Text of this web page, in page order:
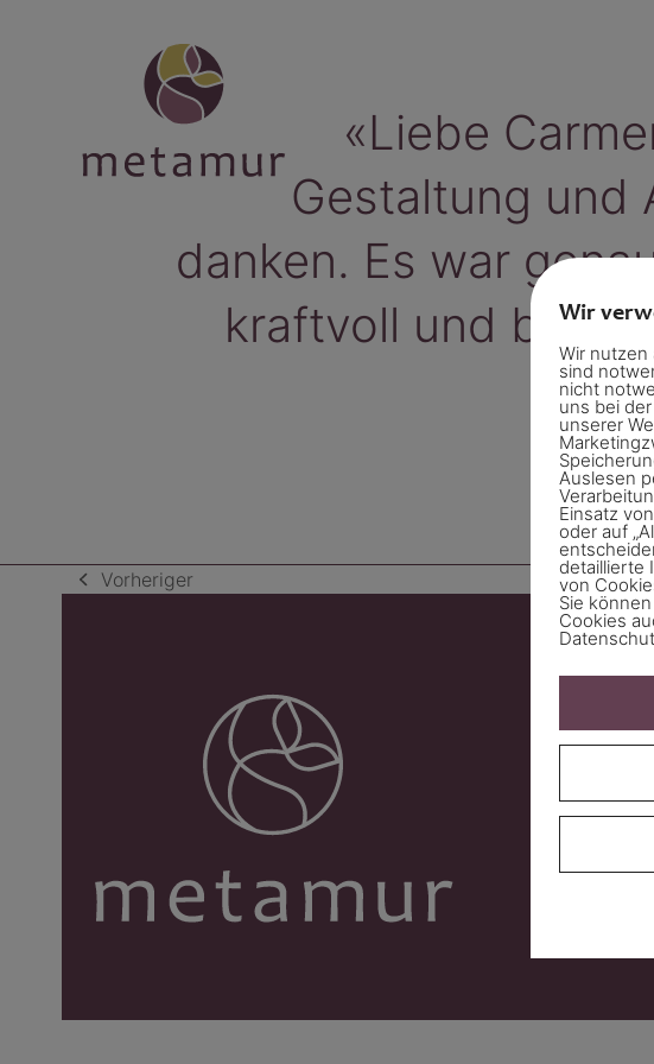
«Liebe
Gestaltung und
danken. Es war
kraftvoll und
vorheriger
Vorheriger
Wir
Wir nutzen
sind
nicht
uns bei
unserer
Auslesen
Einsatz
oder auf
detaillierte
von
Sie
Cookies